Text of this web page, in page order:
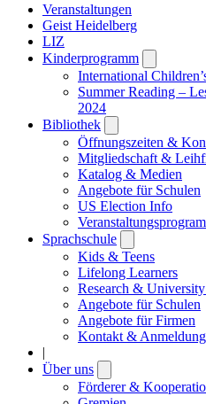
Veranstaltungen
Geist Heidelberg
LIZ
Kinderprogramm
submenu
International
Summer Reading –
2024
Bibliothek
submenu
Öffnungszeiten &
Mitgliedschaft &
Katalog & Medien
Angebote für Schulen
US Election Info
Sprachschule
submenu
Kids & Teens
Lifelong Learners
Research &
Angebote für Schulen
Angebote für Firmen
Kontakt & Anmeldung
|
Über uns
submenu
Förderer &